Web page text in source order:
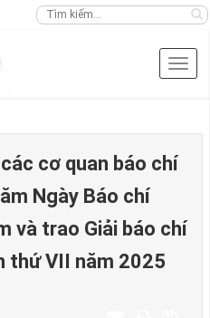
cơ quan báo chí
Ngày Báo chí
và trao Giải báo chí
thứ VII năm 2025